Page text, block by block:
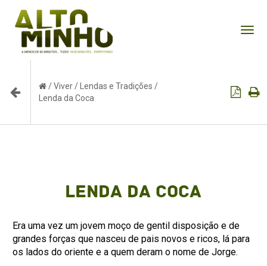
/Viver/ Lendas e Tradições /
Lenda da Coca
Lenda da Coca
Era uma vez um jovem moço de gentil disposição e de
grandes forças que nasceu de pais novos e ricos, lá para
os lados do oriente e a quem deram o nome de Jorge.